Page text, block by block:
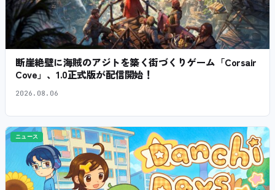
断崖絶壁に海賊のアジトを築く街づくりゲーム「Corsair
Cove」、1.0正式版が配信開始！
2026.08.06
ニュース